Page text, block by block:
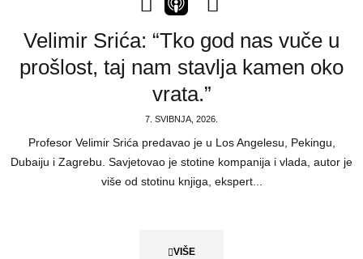
Velimir Srića: “Tko god nas vuče u
prošlost, taj nam stavlja kamen oko
vrata.”
7. SVIBNJA, 2026.
Profesor Velimir Srića predavao je u Los Angelesu, Pekingu,
Dubaiju i Zagrebu. Savjetovao je stotine kompanija i vlada, autor je
više od stotinu knjiga, ekspert...
VIŠE